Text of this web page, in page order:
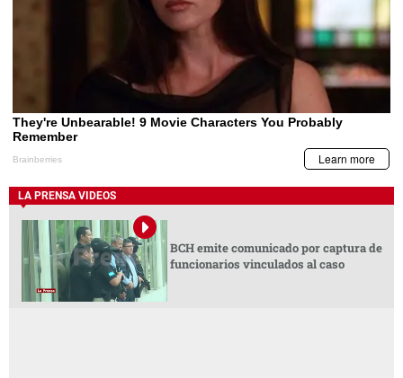
LA PRENSA VIDEOS
BCH emite comunicado por captura de
funcionarios vinculados al caso